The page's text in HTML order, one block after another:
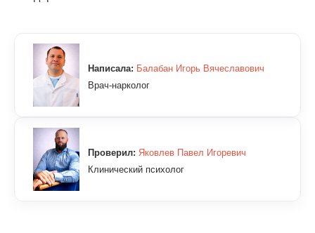
Написала: Балабан Игорь Вячеславович
Врач-нарколог
Проверил: Яковлев Павел Игоревич
Клинический психолог